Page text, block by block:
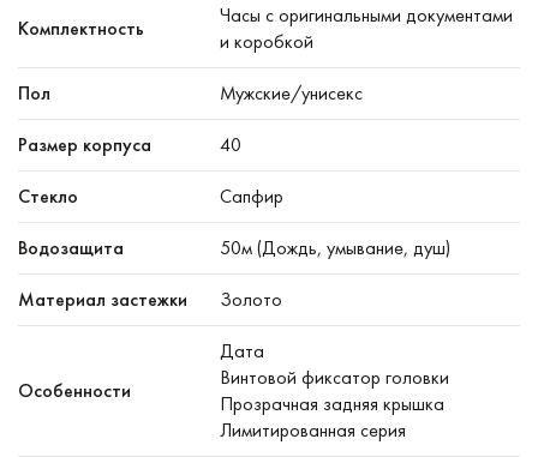
Комплектность
Часы с оригинальными документами
и коробкой
Пол Мужские/унисекс
Размер корпуса 40
Стекло Сапфир
Водозащита 50м (Дождь, умывание, душ)
Материал застежки Золото
Особенности
Дата
Винтовой фиксатор головки
Прозрачная задняя крышка
Лимитированная серия